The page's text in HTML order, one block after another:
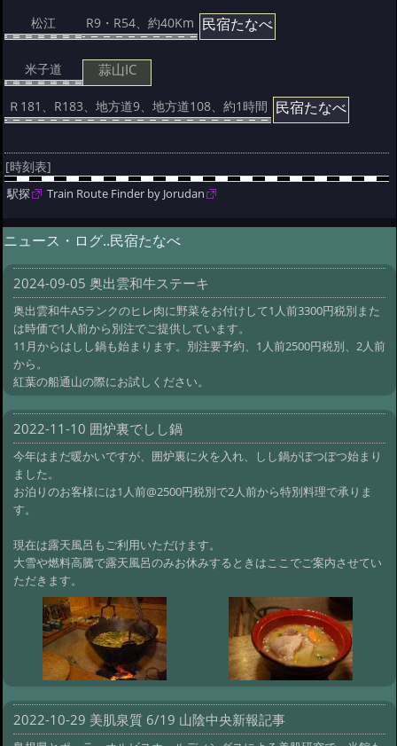
松江 R9・R54、約40Km 民宿たなべ
米子道 蒜山IC
Ｒ181、R183、地方道9、地方道108、約1時間 民宿たなべ
[時刻表]
駅探
Train Route Finder by Jorudan
ニュース・ログ..民宿たなべ
2024-09-05 奥出雲和牛ステーキ
奥出雲和牛A5ランクのヒレ肉に野菜をお付けして1人前3300円税別また
は時価で1人前から別注でご提供しています。
11月からはしし鍋も始まります。別注要予約、1人前2500円税別、2人前
から。
紅葉の船通山の際にお試しください。
2022-11-10 囲炉裏でしし鍋
今年はまだ暖かいですが、囲炉裏に火を入れ、しし鍋がぼつぼつ始まり
ました。
お泊りのお客様には1人前@2500円税別で2人前から特別料理で承りま
す。
現在は露天風呂もご利用いただけます。
大雪や燃料高騰で露天風呂のみお休みするときはここでご案内させてい
ただきます。
2022-10-29 美肌泉質 6/19 山陰中央新報記事